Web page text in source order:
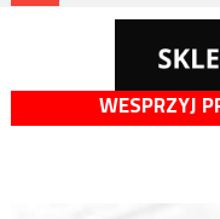
WESPRZYJ